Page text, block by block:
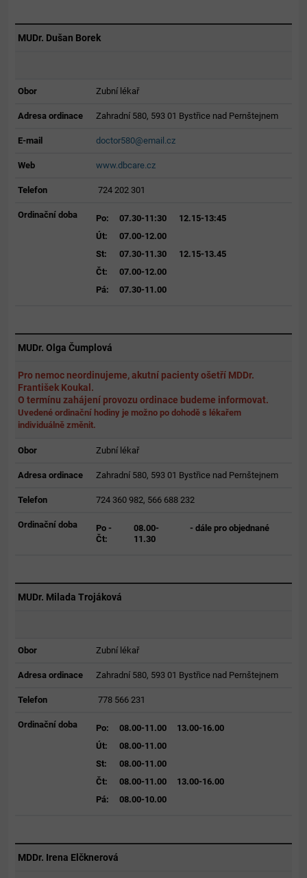
MUDr. Dušan Borek
Obor Zubní lékař
Adresa ordinace Zahradní 580, 593 01 Bystřice nad Pernštejnem
E-mail doctor580@email.cz
Web www.dbcare.cz
Telefon 724 202 301
Ordinační doba Po: 07.30-11:30
12.15-13:45
Út:
07.00-12.00
St:
07.30-11.30
12.15-13.45
Čt:
07.00-12.00
Pá:
07.30-11.00
MUDr. Olga Čumplová
Pro nemoc neordinujeme, akutní pacienty ošetří MDDr.
František Koukal.
O termínu zahájení provozu ordinace budeme informovat.
Uvedené ordinační hodiny je možno po dohodě s lékařem
individuálně změnit.
Obor Zubní lékař
Adresa ordinace Zahradní 580, 593 01 Bystřice nad Pernštejnem
Telefon 724 360 982, 566 688 232
Ordinační doba
Po -
Čt:
08.00-
11.30
- dále pro objednané
MUDr. Milada Trojáková
Obor Zubní lékař
Adresa ordinace Zahradní 580, 593 01 Bystřice nad Pernštejnem
Telefon 778 566 231
Ordinační doba Po: 08.00-11.00
13.00-16.00
Út:
08.00-11.00
St:
08.00-11.00
Čt:
08.00-11.00
13.00-16.00
Pá:
08.00-10.00
MDDr. Irena Elčknerová